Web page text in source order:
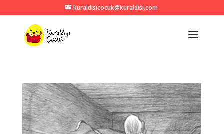
kuraldisicocuk@kuraldisi.com